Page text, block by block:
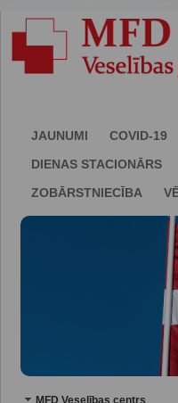
JAUNUMI COVID-19
DIENAS STACIONĀRS
ZOBĀRSTNIECĪBA
MFD Veselības centrs